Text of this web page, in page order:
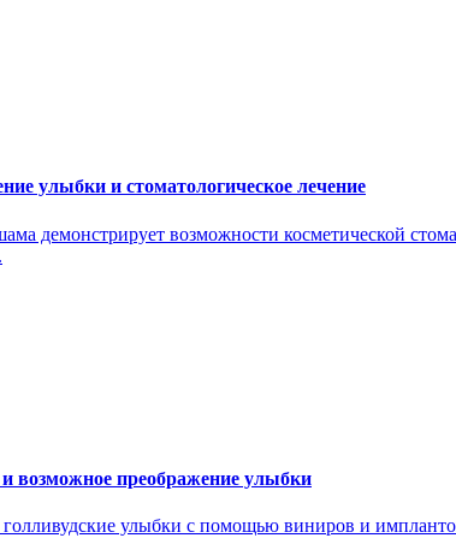
улыбки и стоматологическое лечение
демонстрирует возможности косметической
преображение улыбки
голливудские улыбки с помощью виниров и